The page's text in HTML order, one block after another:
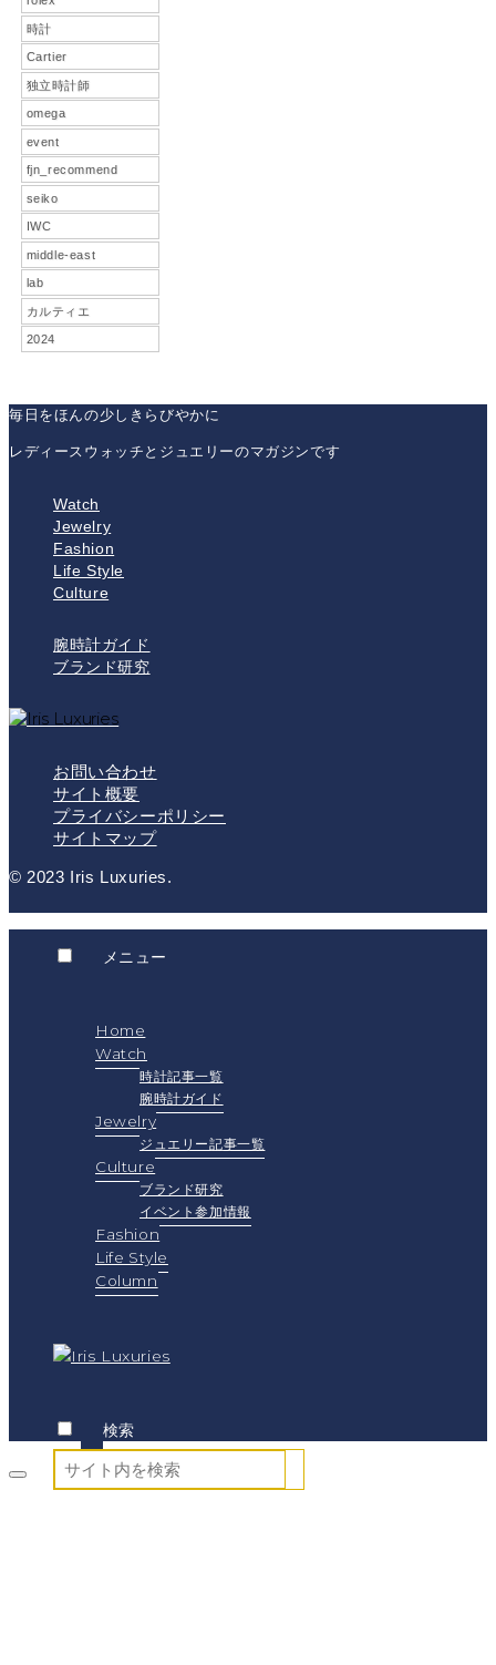
時計
Cartier
独立時計師
omega
event
fjn_recommend
seiko
IWC
middle-east
lab
カルティエ
2024
毎日をほんの少しきらびやかに
レディースウォッチとジュエリーのマガジンです
Watch
Jewelry
Fashion
Life Style
Culture
腕時計ガイド
ブランド研究
お問い合わせ
サイト概要
プライバシーポリシー
サイトマップ
© 2023 Iris Luxuries.
メニュー
Home
Watch
時計記事一覧
腕時計ガイド
Jewelry
ジュエリー記事一覧
Culture
ブランド研究
イベント参加情報
Fashion
Life Style
Column
検索